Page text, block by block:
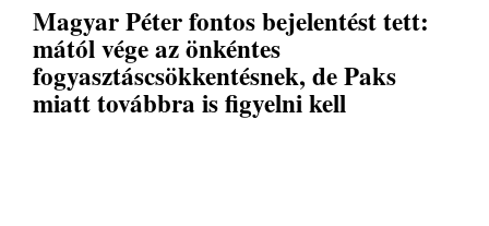
Magyar Péter fontos bejelentést tett:
mától vége az önkéntes
fogyasztáscsökkentésnek, de Paks
miatt továbbra is figyelni kell